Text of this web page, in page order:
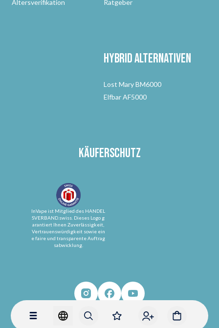
Altersverifikation
Ratgeber
Hybrid Alternativen
Lost Mary BM6000
Elfbar AF5000
Käuferschutz
InVape ist Mitglied des HANDEL
SVERBAND.swiss. Dieses Logo g
arantiert Ihnen Zuverlässigkeit,
Vertrauenswürdigkeit sowie ein
e faire und transparente Auftrag
sabwicklung.